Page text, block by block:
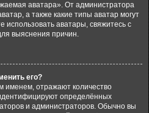
аватара». От администратора
а также какие типы аватар могут
аватары, свяжитесь с
выяснения причин.
его?
отражают количество
определённых
и администраторов. Обычно вы